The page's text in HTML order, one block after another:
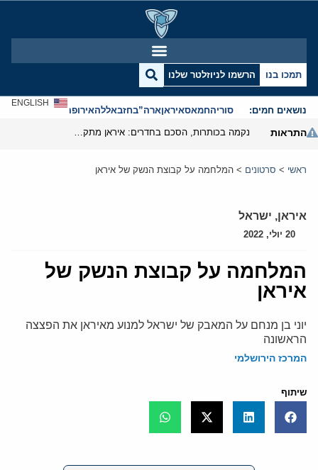
תמכו בנו הרשמו לניוזלטר שלנו
נושאים חמים: סוריהחמאסאיראןארה”בחזבאללהאירופהאנטישמיות
ENGLISH
התראות
ראשי > סרטונים > המלחמה על קבוצת הנשק של איראן
איראן, ישראל
20 יולי, 2022
המלחמה על קבוצת הנשק של
איראן
יוני בן מנחם על המאבק של ישראל למנוע מאיראן את הפצצה
הראשונה
המרכז הירושלמי
שיתוף